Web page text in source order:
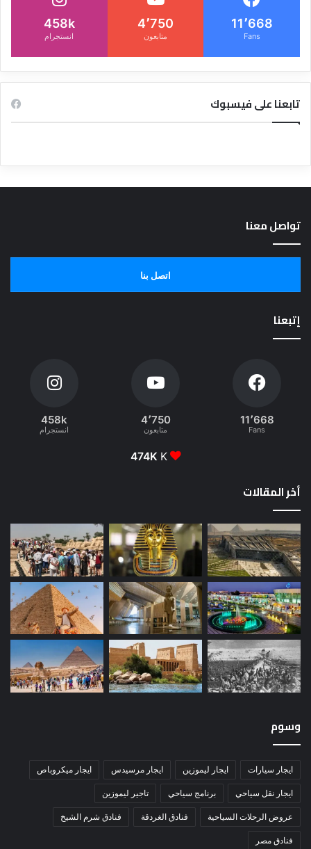
11٬668
Fans
4٬750
متابعون
458k
انستجرام
تابعنا على فيسبوك
تواصل معنا
اتصل بنا
إتبعنا
11٬668
Fans
4٬750
متابعون
458k
انستجرام
474K K
أخر المقالات
وسوم
ايجار سيارات ايجار ليموزين ايجار مرسيدس ايجار ميكروباص
ايجار نقل سياحي برنامج سياحي تاجير ليموزين
عروض الرحلات السياحية فنادق الغردقة فنادق شرم الشيخ
فنادق مصر